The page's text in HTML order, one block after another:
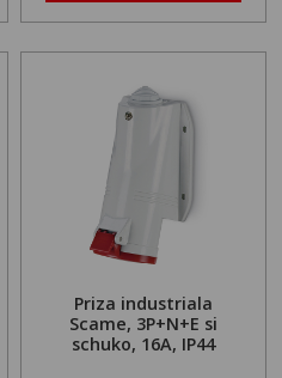
Priza industriala
Scame, 3P+N+E si
schuko, 16A, IP44